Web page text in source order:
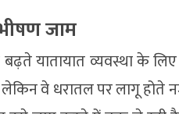
जाम
यातायात व्यवस्था के
वे धरातल पर लागू होते